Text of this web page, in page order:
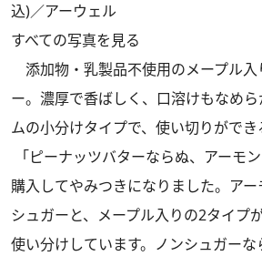
込)／アーウェル
すべての写真を見る
添加物・乳製品不使用のメープル入
ー。濃厚で香ばしく、口溶けもなめ
ムの小分けタイプで、使い切りができ
「ピーナッツバターならぬ、アーモ
購入してやみつきになりました。ア
シュガーと、メープル入りの2タイプ
使い分けしています。ノンシュガー